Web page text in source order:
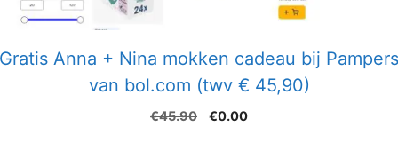
Gratis Anna + Nina mokken cadeau bij Pampers
van bol.com (twv € 45,90)
€45.90
Oorspronkelijke
€0.00Huidige